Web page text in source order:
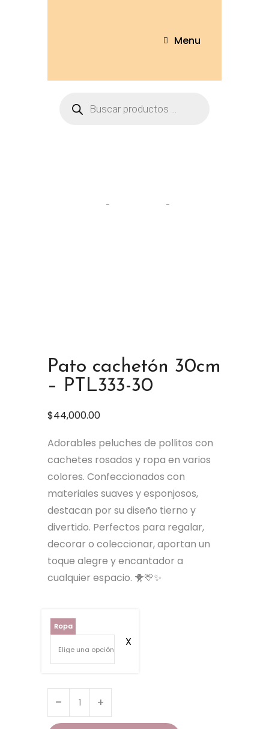
Menu
Pato cachetón 30cm
– PTL333-30
$44,000.00
Adorables peluches de pollitos con
cachetes rosados y ropa en varios
colores. Confeccionados con
materiales suaves y esponjosos,
destacan por su diseño tierno y
divertido. Perfectos para regalar,
decorar o coleccionar, aportan un
toque alegre y encantador a
cualquier espacio. 🐥💛✨
Ropa